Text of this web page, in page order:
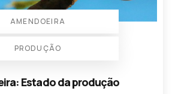
AMENDOEIRA
PRODUÇÃO
Estado da produção